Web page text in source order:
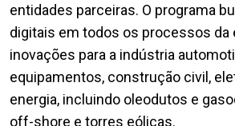
entidades parceiras. O programa
digitais em todos os processos da
inovações para a indústria
equipamentos, construção civil,
energia, incluindo oleodutos e
off-shore e torres eólicas.